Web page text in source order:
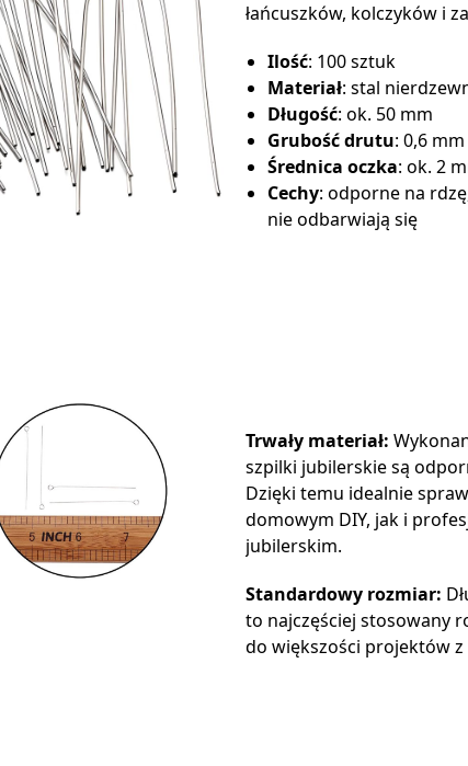
łańcuszków, kolczyków i
Ilość: 100 sztuk
Materiał: stal
Długość: ok. 50 mm
Grubość drutu: 0,6 mm
Średnica oczka: ok. 2
Cechy: odporne na
nie odbarwiają się
Trwały materiał:
szpilki jubilerskie są
Dzięki temu idealnie
domowym DIY, jak i
jubilerskim.
Standardowy rozmiar:
to najczęściej stosowany
do większości projektów